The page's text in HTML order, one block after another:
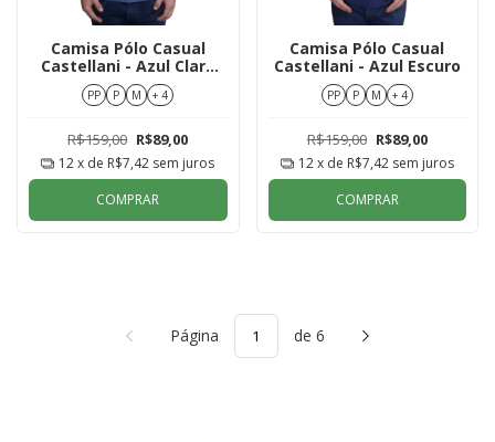
Camisa Pólo Casual
Castellani - Azul Claro
Mesclado
PP P M + 4
R$159,00 R$89,00
12x de R$7,42 sem juros
COMPRAR
Camisa Pólo Casual
Castellani - Azul Escuro
PP P M + 4
R$159,00 R$89,00
12x de R$7,42 sem juros
COMPRAR
Página de 6